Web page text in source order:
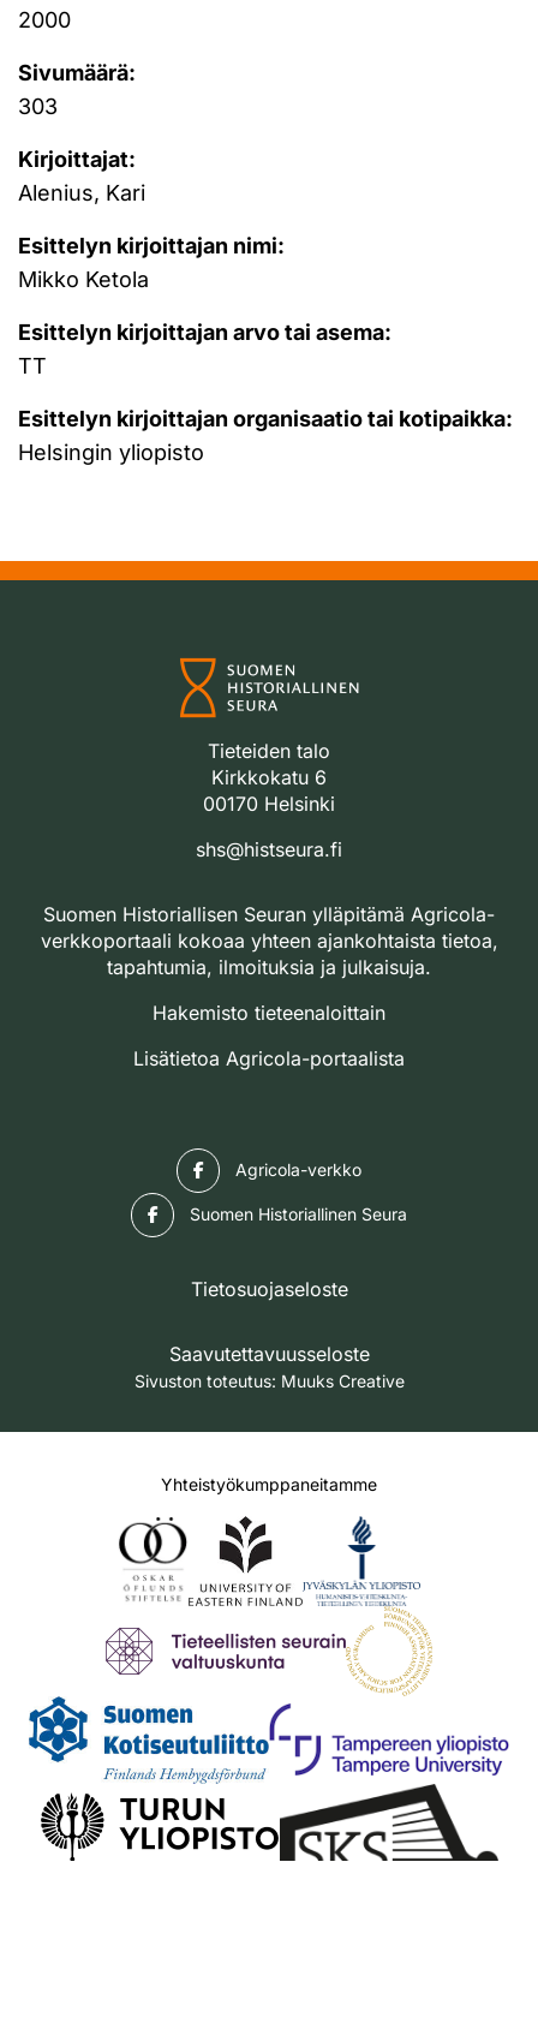
2000
Sivumäärä:
303
Kirjoittajat:
Alenius, Kari
Esittelyn kirjoittajan nimi:
Mikko Ketola
Esittelyn kirjoittajan arvo tai asema:
TT
Esittelyn kirjoittajan organisaatio tai kotipaikka:
Helsingin yliopisto
Tieteiden talo
Kirkkokatu 6
00170 Helsinki
shs@histseura.fi
Suomen Historiallisen Seuran ylläpitämä Agricola-
verkkoportaali kokoaa yhteen ajankohtaista tietoa,
tapahtumia, ilmoituksia ja julkaisuja.
Hakemisto tieteenaloittain
Lisätietoa Agricola-portaalista
Agricola-verkko
Suomen Historiallinen Seura
Tietosuojaseloste
Saavutettavuusseloste
Sivuston toteutus: Muuks Creative
Yhteistyökumppaneitamme